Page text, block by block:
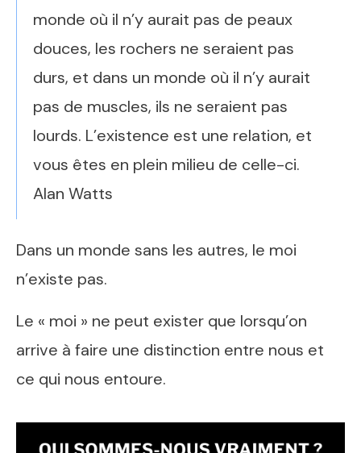
monde où il n’y aurait pas de peaux
douces, les rochers ne seraient pas
durs, et dans un monde où il n’y aurait
pas de muscles, ils ne seraient pas
lourds. L’existence est une relation, et
vous êtes en plein milieu de celle-ci.
Alan Watts
Dans un monde sans les autres, le moi
n’existe pas.
Le « moi » ne peut exister que lorsqu’on
arrive à faire une distinction entre nous et
ce qui nous entoure.